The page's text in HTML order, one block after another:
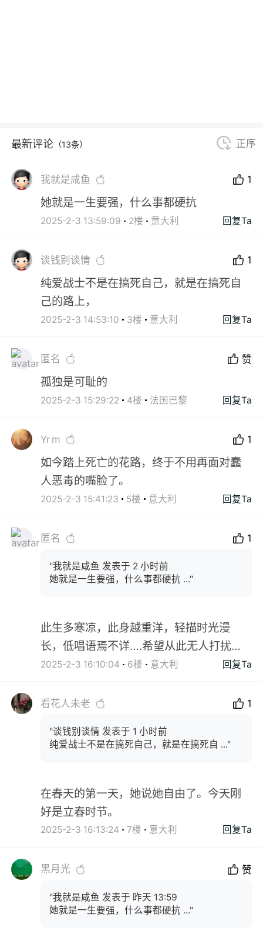
最新评论 （13条） 正序
我就是咸鱼 1
她就是一生要强，什么事都硬抗
2025-2-3 13:59:09 2楼 意大利 回复Ta
谈钱别谈情 1
纯爱战士不是在搞死自己，就是在搞死自
己的路上，
2025-2-3 14:53:10 3楼 意大利 回复Ta
匿名 赞
孤独是可耻的
2025-2-3 15:29:22 4楼 法国巴黎 回复Ta
Yr m 1
如今踏上死亡的花路，终于不用再面对蠢
人恶毒的嘴脸了。
2025-2-3 15:41:23 5楼 意大利 回复Ta
匿名 1
"我就是咸鱼 发表于 2 小时前
她就是一生要强，什么事都硬抗 ..."
此生多寒凉，此身越重洋，轻描时光漫
长，低唱语焉不详….希望从此无人打扰…
2025-2-3 16:10:04 6楼 意大利 回复Ta
看花人未老 1
"谈钱别谈情 发表于 1 小时前
纯爱战士不是在搞死自己，就是在搞死自 ..."
在春天的第一天，她说她自由了。今天刚
好是立春时节。
2025-2-3 16:13:24 7楼 意大利 回复Ta
黑月光 赞
"我就是咸鱼 发表于 昨天 13:59
她就是一生要强，什么事都硬抗 ..."